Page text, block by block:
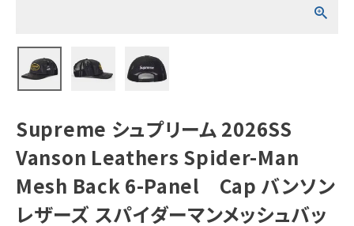
Tシャツ・ロングスリーブ
パーカー・トレーナー
キャップ・ハット
ニット帽・ビーニー
バックパック・リュック
Supreme シュプリーム 2026SS
Vanson Leathers Spider-Man
Mesh Back 6-Panel Cap バンソン
レザーズ スパイダーマンメッシュバッ